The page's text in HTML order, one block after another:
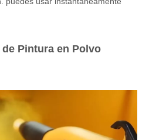
Pintura en Polvo